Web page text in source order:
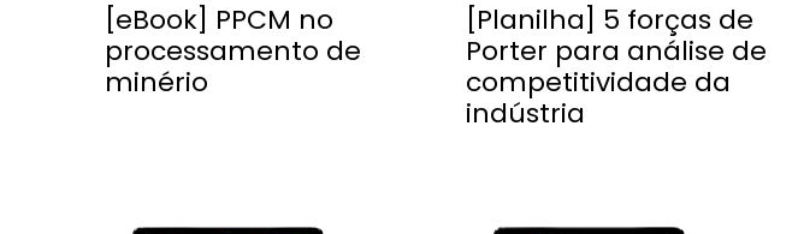
[eBook] PPCM no
processamento de
minério
[Planilha] 5 forças de
Porter para análise de
competitividade da
indústria